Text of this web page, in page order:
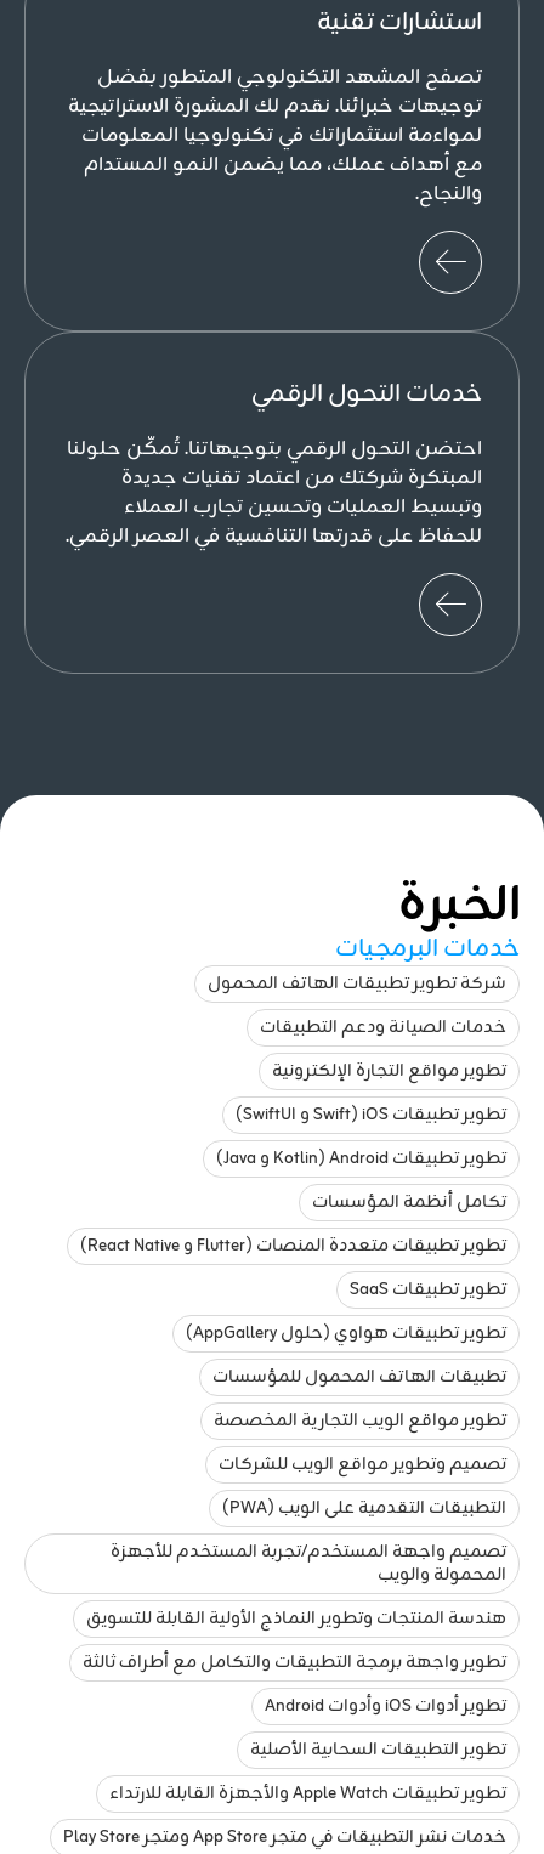
استشارات تقنية
تصفح المشهد التكنولوجي المتطور بفضل
توجيهات خبرائنا. نقدم لك المشورة الاستراتيجية
لمواءمة استثماراتك في تكنولوجيا المعلومات
مع أهداف عملك، مما يضمن النمو المستدام
والنجاح.
خدمات التحول الرقمي
احتضن التحول الرقمي بتوجيهاتنا. تُمكّن حلولنا
المبتكرة شركتك من اعتماد تقنيات جديدة
وتبسيط العمليات وتحسين تجارب العملاء
للحفاظ على قدرتها التنافسية في العصر الرقمي.
الخبرة
خدمات البرمجيات
شركة تطوير تطبيقات الهاتف المحمول
خدمات الصيانة ودعم التطبيقات
تطوير مواقع التجارة الإلكترونية
تطوير تطبيقات iOS (Swift و SwiftUI)
تطوير تطبيقات Android (Kotlin و Java)
تكامل أنظمة المؤسسات
تطوير تطبيقات متعددة المنصات (Flutter و React Native)
تطوير تطبيقات SaaS
تطوير تطبيقات هواوي (حلول AppGallery)
تطبيقات الهاتف المحمول للمؤسسات
تطوير مواقع الويب التجارية المخصصة
تصميم وتطوير مواقع الويب للشركات
التطبيقات التقدمية على الويب (PWA)
تصميم واجهة المستخدم/تجربة المستخدم للأجهزة
المحمولة والويب
هندسة المنتجات وتطوير النماذج الأولية القابلة للتسويق
تطوير واجهة برمجة التطبيقات والتكامل مع أطراف ثالثة
تطوير أدوات iOS وأدوات Android
تطوير التطبيقات السحابية الأصلية
تطوير تطبيقات Apple Watch والأجهزة القابلة للارتداء
خدمات نشر التطبيقات في متجر App Store ومتجر Play Store